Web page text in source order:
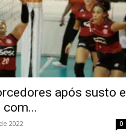
após susto e
2022 0